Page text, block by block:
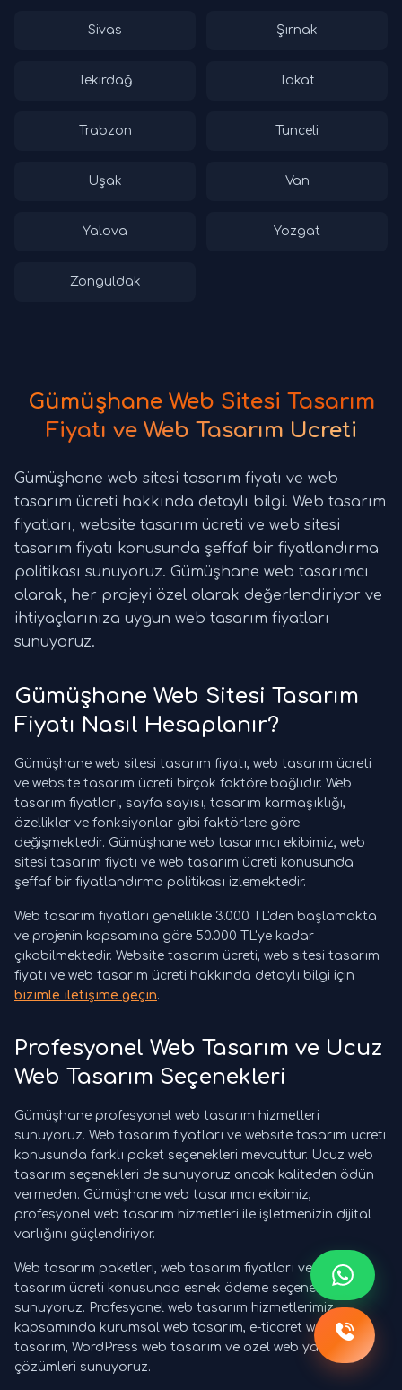
Sivas Şırnak
Tekirdağ Tokat
Trabzon Tunceli
Uşak Van
Yalova Yozgat
Zonguldak
Gümüşhane Web Sitesi Tasarım
Fiyatı ve Web Tasarım Ücreti
Gümüşhane web sitesi tasarım fiyatı ve web
tasarım ücreti hakkında detaylı bilgi. Web tasarım
fiyatları, website tasarım ücreti ve web sitesi
tasarım fiyatı konusunda şeffaf bir fiyatlandırma
politikası sunuyoruz. Gümüşhane web tasarımcı
olarak, her projeyi özel olarak değerlendiriyor ve
ihtiyaçlarınıza uygun web tasarım fiyatları
sunuyoruz.
Gümüşhane Web Sitesi Tasarım
Fiyatı Nasıl Hesaplanır?
Gümüşhane web sitesi tasarım fiyatı, web tasarım ücreti
ve website tasarım ücreti birçok faktöre bağlıdır. Web
tasarım fiyatları, sayfa sayısı, tasarım karmaşıklığı,
özellikler ve fonksiyonlar gibi faktörlere göre
değişmektedir. Gümüşhane web tasarımcı ekibimiz, web
sitesi tasarım fiyatı ve web tasarım ücreti konusunda
şeffaf bir fiyatlandırma politikası izlemektedir.
Web tasarım fiyatları genellikle 3.000 TL'den başlamakta
ve projenin kapsamına göre 50.000 TL'ye kadar
çıkabilmektedir. Website tasarım ücreti, web sitesi tasarım
fiyatı ve web tasarım ücreti hakkında detaylı bilgi için
bizimle iletişime geçin.
Profesyonel Web Tasarım ve Ucuz
Web Tasarım Seçenekleri
Gümüşhane profesyonel web tasarım hizmetleri
sunuyoruz. Web tasarım fiyatları ve website tasarım ücreti
konusunda farklı paket seçenekleri mevcuttur. Ucuz web
tasarım seçenekleri de sunuyoruz ancak kaliteden ödün
vermeden. Gümüşhane web tasarımcı ekibimiz,
profesyonel web tasarım hizmetleri ile işletmenizin dijital
varlığını güçlendiriyor.
Web tasarım paketleri, web tasarım fiyatları ve website
tasarım ücreti konusunda esnek ödeme seçenekleri
sunuyoruz. Profesyonel web tasarım hizmetlerimiz
kapsamında kurumsal web tasarım, e-ticaret web
tasarım, WordPress web tasarım ve özel web yazılım
çözümleri sunuyoruz.